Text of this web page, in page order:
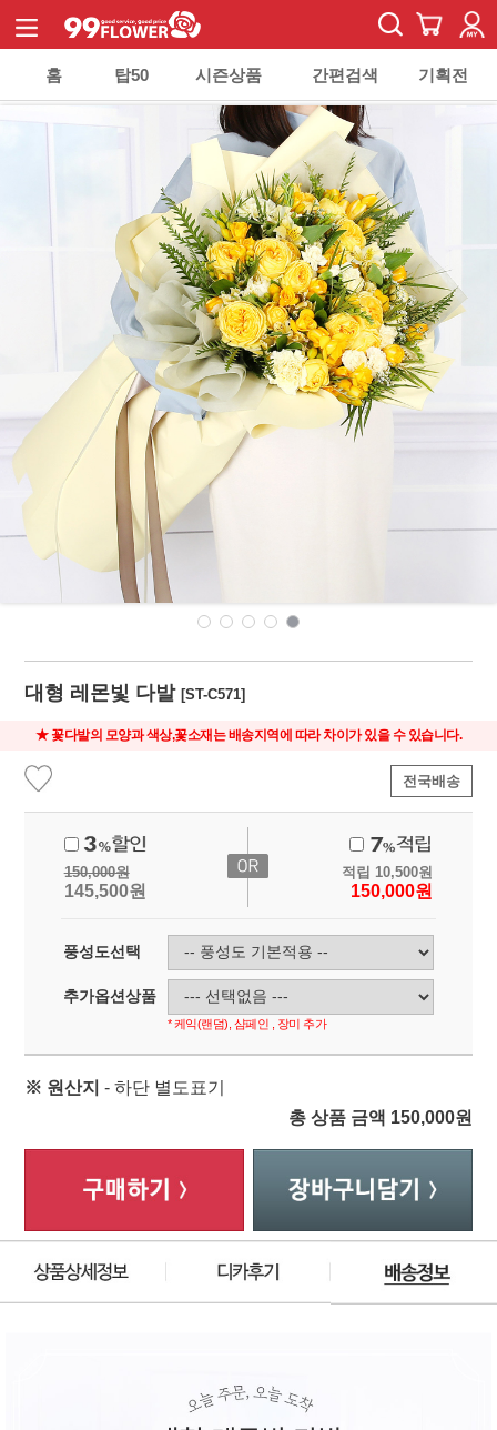
홈 탑50 시즌상품 간편검색 기획전
대형 레몬빛 다발[ST-C571]
★ 꽃다발의 모양과 색상,꽃소재는 배송지역에 따라 차이가 있을 수 있습니다.
전국배송
150,000원
145,500원
적립 10,500원
150,000원
풍성도선택
추가옵션상품
* 케익(랜덤), 샴페인 , 장미 추가
※ 원산지 - 하단 별도표기
총 상품 금액 150,000원